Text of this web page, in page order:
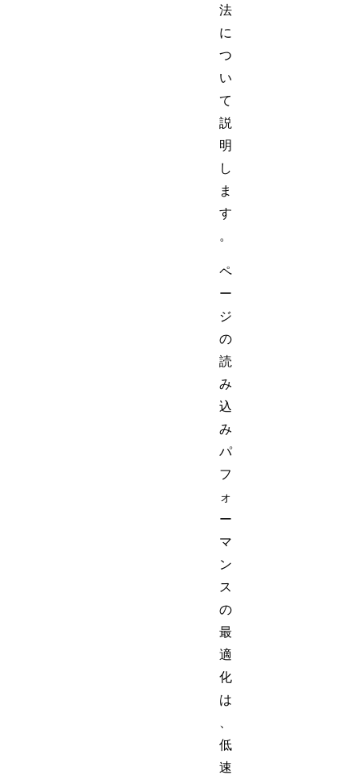
法
に
つ
い
て
説
明
し
ま
す
。
ペ
ー
ジ
の
読
み
込
み
パ
フ
ォ
ー
マ
ン
ス
の
最
適
化
は
低
速